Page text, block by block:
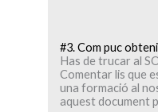
#3. Com puc
Has de trucar al
Comentar lis que
una formació al
aquest document